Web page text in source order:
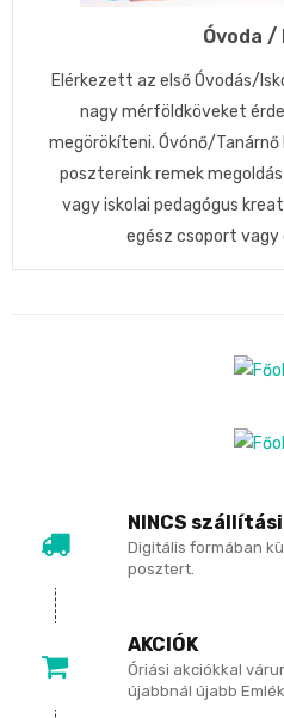
Óvoda /
Elérkezett az első Óvodás/
nagy mérföldköveket
megörökíteni. Óvónő/
posztereink remek
vagy iskolai pedagógus
egész csoport vagy
NINCS
Digitális formában
posztert.
AKCIÓK
Óriási akciókkal
újabbnál újabb